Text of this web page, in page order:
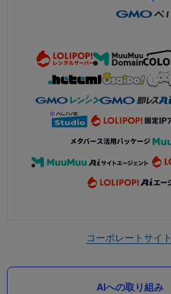
コーポレートサイト
AIへの取り組み